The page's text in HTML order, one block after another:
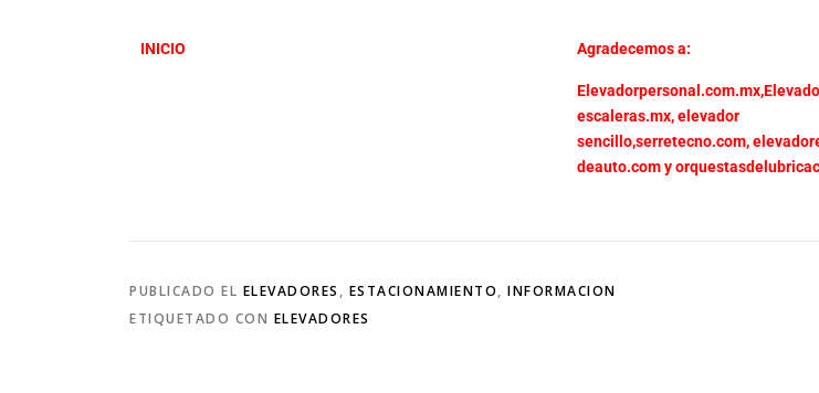
INICIO Agradecemos a:
Elevadorpersonal.com.mx,
escaleras.mx,elevador
sencillo,serretecno.com,
deauto.comy
PUBLICADO EL ELEVADORES , ESTACIONAMIENTO, INFORMACION
ETIQUETADO CON ELEVADORES